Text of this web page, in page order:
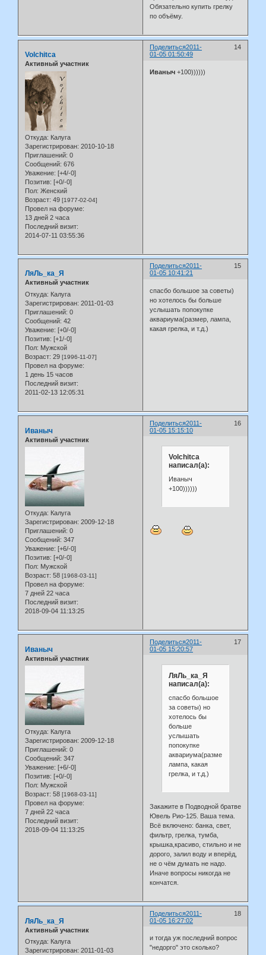
Обязательно купить грелку
по объёму.
Поделиться 14
2011-
01-05 01:50:49
Volchitca
Активный участник
Откуда: Калуга
Зарегистрирован: 2010-10-18
Приглашений: 0
Сообщений: 676
Уважение: [+4/-0]
Позитив: [+0/-0]
Пол: Женский
Возраст: 49 [1977-02-04]
Провел на форуме:
13 дней 2 часа
Последний визит:
2014-07-11 03:55:36
Иваныч +100))))))
Поделиться 15
2011-
01-05 10:41:21
ЛяЛь_ка_Я
Активный участник
Откуда: Калуга
Зарегистрирован: 2011-01-03
Приглашений: 0
Сообщений: 42
Уважение: [+0/-0]
Позитив: [+1/-0]
Пол: Мужской
Возраст: 29 [1996-11-07]
Провел на форуме:
1 день 15 часов
Последний визит:
2011-02-13 12:05:31
спасбо большое за советы)
но хотелось бы больше
услышать попокупке
аквариума(размер, лампа,
какая грелка, и т.д.)
Поделиться 16
2011-
01-05 15:15:10
Иваныч
Активный участник
Откуда: Калуга
Зарегистрирован: 2009-12-18
Приглашений: 0
Сообщений: 347
Уважение: [+6/-0]
Позитив: [+0/-0]
Пол: Мужской
Возраст: 58 [1968-03-11]
Провел на форуме:
7 дней 22 часа
Последний визит:
2018-09-04 11:13:25
Volchitca
написал(а):
Иваныч
+100))))))
Поделиться 17
2011-
01-05 15:20:57
Иваныч
Активный участник
Откуда: Калуга
Зарегистрирован: 2009-12-18
Приглашений: 0
Сообщений: 347
Уважение: [+6/-0]
Позитив: [+0/-0]
Пол: Мужской
Возраст: 58 [1968-03-11]
Провел на форуме:
7 дней 22 часа
Последний визит:
2018-09-04 11:13:25
ЛяЛь_ка_Я
написал(а):
спасбо большое
за советы) но
хотелось бы
больше
услышать
попокупке
аквариума(размер,
лампа, какая
грелка, и т.д.)
Закажите в Подводной братве
Ювель Рио-125. Ваша тема.
Всё включено: банка, свет,
фильтр, грелка, тумба,
крышка,красиво, стильно и не
дорого, залил воду и вперёд,
не о чём думать не надо.
Иначе вопросы никогда не
кончатся.
Поделиться 18
2011-
01-05 16:27:02
ЛяЛь_ка_Я
Активный участник
Откуда: Калуга
Зарегистрирован: 2011-01-03
и тогда уж последний вопрос
"недорго" это сколько?